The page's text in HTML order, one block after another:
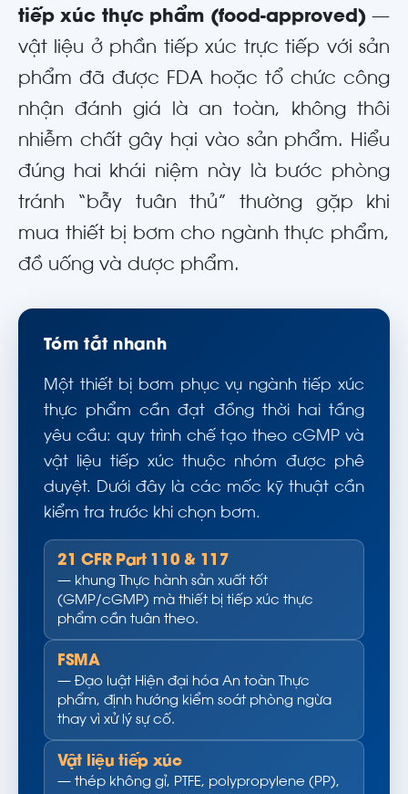
tiếp xúc thực phẩm (food-approved)—
vật liệu ở phần tiếp xúc trực tiếp với sản
phẩm đã được FDA hoặc tổ chức công
nhận đánh giá là an toàn, không thôi
nhiễm chất gây hại vào sản phẩm. Hiểu
đúng hai khái niệm này là bước phòng
tránh “bẫy tuân thủ” thường gặp khi
mua thiết bị bơm cho ngành thực phẩm,
đồ uống và dược phẩm.
Tóm tắt nhanh
Một thiết bị bơm phục vụ ngành tiếp xúc
thực phẩm cần đạt đồng thời hai tầng
yêu cầu: quy trình chế tạo theo cGMP và
vật liệu tiếp xúc thuộc nhóm được phê
duyệt. Dưới đây là các mốc kỹ thuật cần
kiểm tra trước khi chọn bơm.
21 CFR Part 110 & 117
— khung Thực hành sản xuất tốt
(GMP/cGMP) mà thiết bị tiếp xúc thực
phẩm cần tuân theo.
FSMA
— Đạo luật Hiện đại hóa An toàn Thực
phẩm, định hướng kiểm soát phòng ngừa
thay vì xử lý sự cố.
Vật liệu tiếp xúc
— thép không gỉ, PTFE, polypropylene (PP),